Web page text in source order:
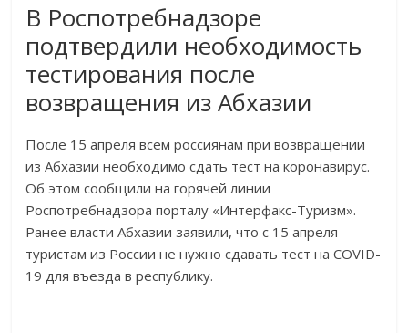
В Роспотребнадзоре
подтвердили необходимость
тестирования после
возвращения из Абхазии
После 15 апреля всем россиянам при возвращении
из Абхазии необходимо сдать тест на коронавирус.
Об этом сообщили на горячей линии
Роспотребнадзора порталу «Интерфакс-Туризм».
Ранее власти Абхазии заявили, что с 15 апреля
туристам из России не нужно сдавать тест на COVID-
19 для въезда в республику.